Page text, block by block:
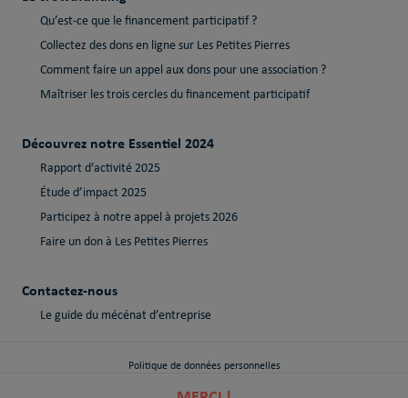
Qu’est-ce que le financement participatif ?
Collectez des dons en ligne sur Les Petites Pierres
Comment faire un appel aux dons pour une association ?
Maîtriser les trois cercles du financement participatif
Découvrez notre Essentiel 2024
Rapport d’activité 2025
Étude d’impact 2025
Participez à notre appel à projets 2026
Faire un don à Les Petites Pierres
Contactez-nous
Le guide du mécénat d’entreprise
Politique de données personnelles
Politique de cookies